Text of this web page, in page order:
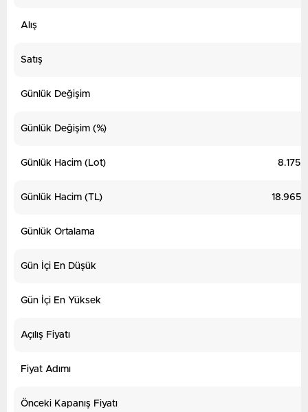
Alış
Satış
Günlük Değişim
Günlük Değişim (%)
Günlük Hacim (Lot)
Günlük Hacim (TL)
Günlük Ortalama
Gün İçi En Düşük
Gün İçi En Yüksek
Açılış Fiyatı
Fiyat Adımı
Önceki Kapanış Fiyatı